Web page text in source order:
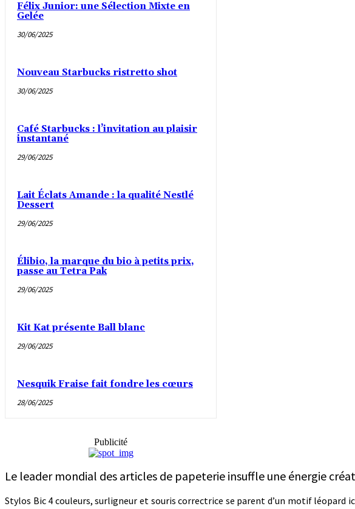
Félix Junior: une Sélection Mixte en
Gelée
30/06/2025
Nouveau Starbucks ristretto shot
30/06/2025
Café Starbucks : l’invitation au plaisir
instantané
29/06/2025
Lait Éclats Amande : la qualité Nestlé
Dessert
29/06/2025
Élibio, la marque du bio à petits prix,
passe au Tetra Pak
29/06/2025
Kit Kat présente Ball blanc
29/06/2025
Nesquik Fraise fait fondre les cœurs
28/06/2025
Publicité
Le leader mondial des articles de papeterie insuffle une énergie
Stylos Bic 4 couleurs, surligneur et souris correctrice se parent d’un motif léopard